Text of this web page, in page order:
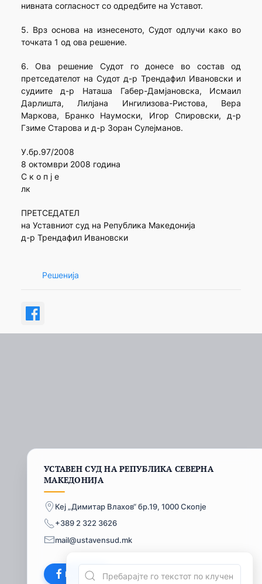
нивната согласност со одредбите на Уставот.
5. Врз основа на изнесеното, Судот одлучи како во
точката 1 од ова решение.
6. Ова решение Судот го донесе во состав од
претседателот на Судот д-р Трендафил Ивановски и
судиите д-р Наташа Габер-Дамјановска, Исмаил
Дарлишта, Лилјана Ингилизова-Ристова, Вера
Маркова, Бранко Наумоски, Игор Спировски, д-р
Гзиме Старова и д-р Зоран Сулејманов.
У.бр.97/2008
8 октомври 2008 година
С к о п ј е
лк
ПРЕТСЕДАТЕЛ
на Уставниот суд на Република Македонија
д-р Трендафил Ивановски
Решенија
УСТАВЕН СУД НА РЕПУБЛИКА СЕВЕРНА
МАКЕДОНИЈА
Кеј „Димитар Влахов“ бр.19, 1000 Скопје
+389 2 322 3626
mail@ustavensud.mk
Facebook